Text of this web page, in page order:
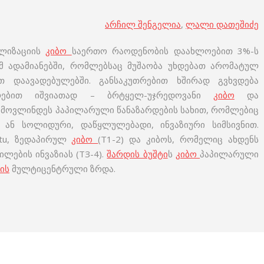
არჩილ შენგელია, ლალი დათეშიძე
კიბო საერთო რაოდენობის დაახლოებით 3%-ს
ადამიანებში, რომლებსაც მუშაობა უხდებათ არომატულ
დაავადებულებში. განსაკუთრებით ხშირად გვხვდება
იშვიათად – ბრტყელ-უჯრედოვანი კიბო და
პაპილარული წანაზარდების სახით, რომლებიც
ან სოლიდური, დაწყლულებადი, ინვაზიური სიმსივნით.
ზედაპირულ კიბო (Т1-2) და კიბოს, რომელიც ახდენს
ინვაზიას (ТЗ-4).შარდის ბუშტის კიბოპაპილარული
მულტიცენტრული ზრდა.